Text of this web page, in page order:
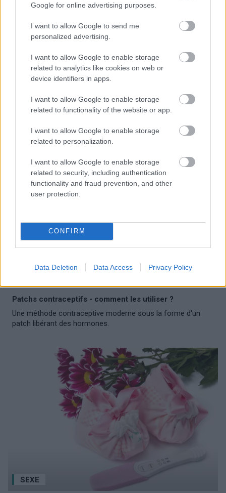
Google for online advertising purposes.
I want to allow Google to send me
personalized advertising.
I want to allow Google to enable storage
related to analytics like cookies on web or
device identifiers in apps.
I want to allow Google to enable storage
related to functionality of the website or app.
I want to allow Google to enable storage
related to personalization.
I want to allow Google to enable storage
related to security, including authentication
functionality and fraud prevention, and other
user protection.
CONFIRM
Data Deletion Data Access Privacy Policy
SEXE
Une planification familiale moderne et informée - 50 ans
de pilule contraceptive
même temps la plus facile à utiliser - la contraception
hormonale - remonte au milieu du 20e siècle. Elle doit son
Patchs contraceptifs - comment les utiliser ?
Une méthode contraceptive moderne sous la forme d'un
patch libérant des hormones.
SEXE